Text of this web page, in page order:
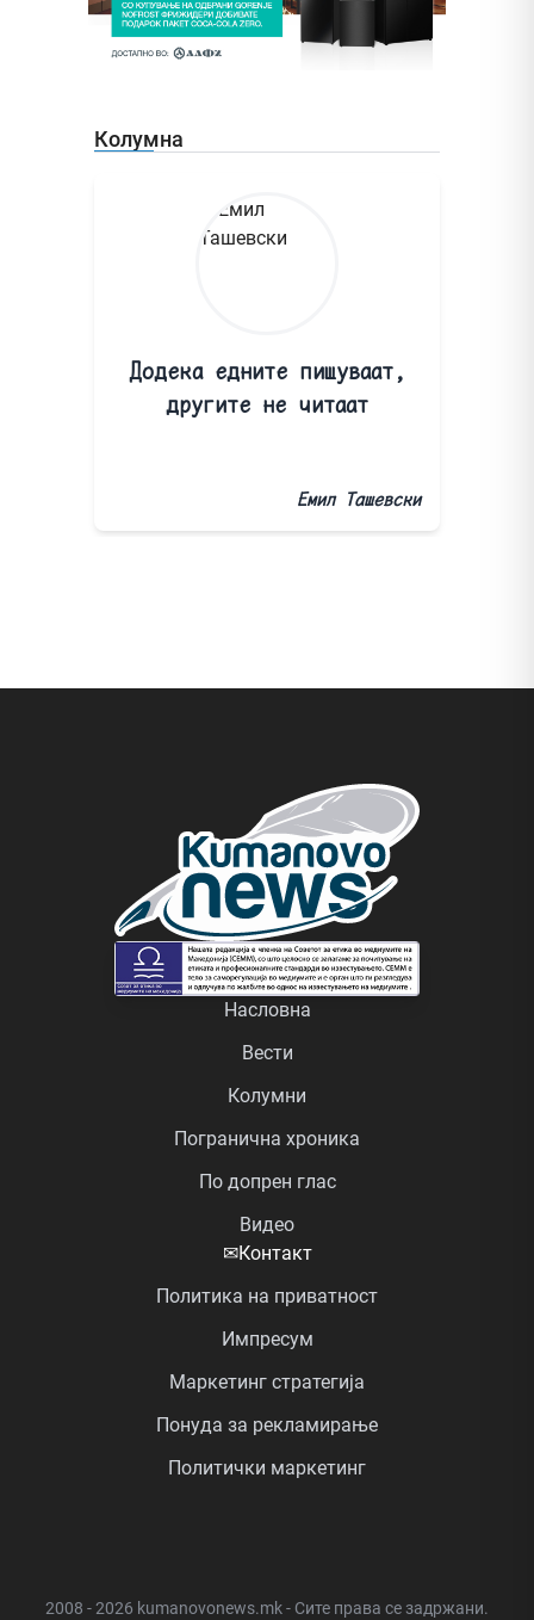
Колумна
Додека едните пишуваат,
другите не читаат
Емил Ташевски
Насловна
Вести
Колумни
Погранична хроника
По допрен глас
Видео
✉Контакт
Политика на приватност
Импресум
Маркетинг стратегија
Понуда за рекламирање
Политички маркетинг
2008 - 2026 kumanovonews.mk - Сите права се задржани.